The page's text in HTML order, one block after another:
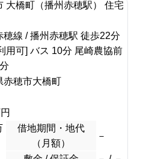
大橋町（播州赤穂駅） 住宅
穂線 / 播州赤穂駅 徒歩22分
用可] バス 10分 尾崎農協前
赤穂市大橋町
借地期間・地代
（月額）
－